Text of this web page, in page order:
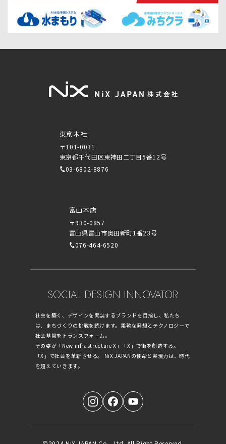
東京本社
〒101-0031
東京都千代田区東神田二丁目5番12号
03-6802-8876
富山本店
〒930-0857
富山県富山市奥田新町1番23号
076-464-6520
SOCIAL DESIGN INNOVATOR
社会を築く、デザインを実装するブランドを目指し、私たち
は、まちづくりの挑戦を続けます。柔軟な発想とテクノロジーで
社会基盤をトランスフォーム。
その姿が「New infrastructure X」「X」で街を創造する。
「X」で社会を革新させる。 NiX JAPANの使命と実現力は、時代
を超えていきます。